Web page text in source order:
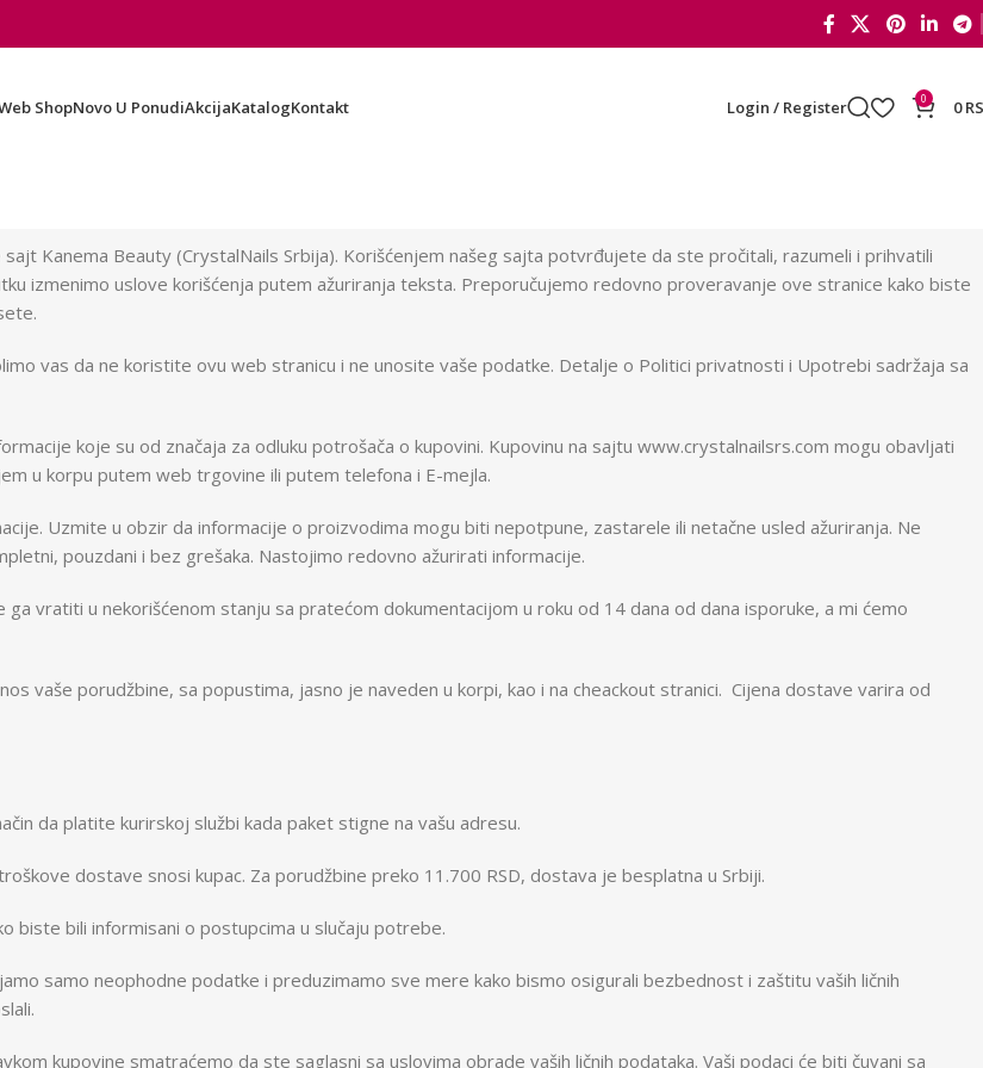
ShopNovo U PonudiAkcijaKatalogKontakt Login / Register 0 0
Kanema Beauty (CrystalNails Srbija). Korišćenjem našeg sajta potvrđujete da ste pročitali, razumeli i prihvatili
izmenimo uslove korišćenja putem ažuriranja teksta. Preporučujemo redovno proveravanje ove stranice kako biste
vas da ne koristite ovu web stranicu i ne unosite vaše podatke. Detalje o Politici privatnosti i Upotrebi sadržaja sa
koje su od značaja za odluku potrošača o kupovini. Kupovinu na sajtu www.crystalnailsrs.com mogu obavljati
u korpu putem web trgovine ili putem telefona i E-mejla.
Uzmite u obzir da informacije o proizvodima mogu biti nepotpune, zastarele ili netačne usled ažuriranja. Ne
pouzdani i bez grešaka. Nastojimo redovno ažurirati informacije.
vratiti u nekorišćenom stanju sa pratećom dokumentacijom u roku od 14 dana od dana isporuke, a mi ćemo
vaše porudžbine, sa popustima, jasno je naveden u korpi, kao i na cheackout stranici. Cijena dostave varira od
da platite kurirskoj službi kada paket stigne na vašu adresu.
dostave snosi kupac. Za porudžbine preko 11.700 RSD, dostava je besplatna u Srbiji.
biste bili informisani o postupcima u slučaju potrebe.
samo neophodne podatke i preduzimamo sve mere kako bismo osigurali bezbednost i zaštitu vaših ličnih
kupovine smatraćemo da ste saglasni sa uslovima obrade vaših ličnih podataka. Vaši podaci će biti čuvani sa